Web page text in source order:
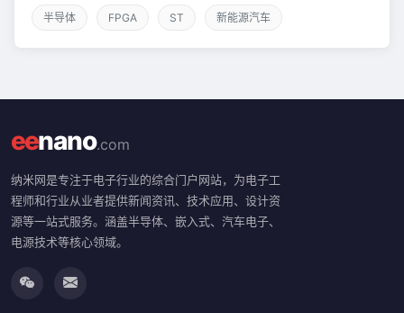
半导体 FPGA ST 新能源汽车
eenano.com
纳米网是专注于电子行业的综合门户网站，为电子工
程师和行业从业者提供新闻资讯、技术应用、设计资
源等一站式服务。涵盖半导体、嵌入式、汽车电子、
电源技术等核心领域。